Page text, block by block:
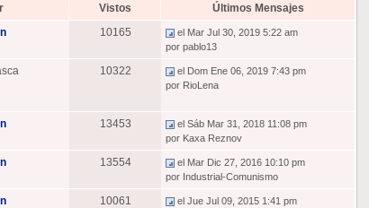
Vistos
Últimos Mensajes
10165
el Mar Jul 30, 2019 5:22 am
por pablo13
10322
el Dom Ene 06, 2019 7:43 pm
por RioLena
13453
el Sáb Mar 31, 2018 11:08 pm
por Kaxa Reznov
13554
el Mar Dic 27, 2016 10:10 pm
por Industrial-Comunismo
10061
el Jue Jul 09, 2015 1:41 pm